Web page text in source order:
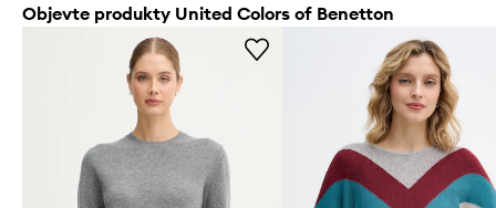
Objevte produkty United Colors of Benetton